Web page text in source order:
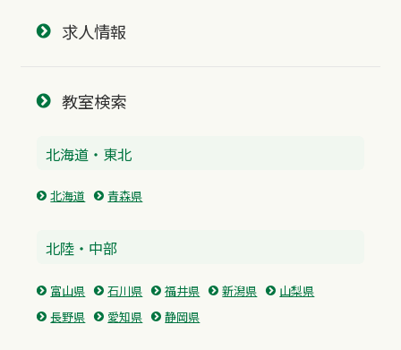
求人情報
教室検索
北海道・東北
北海道 青森県
北陸・中部
富山県 石川県 福井県 新潟県
山梨県
長野県
愛知県 静岡県